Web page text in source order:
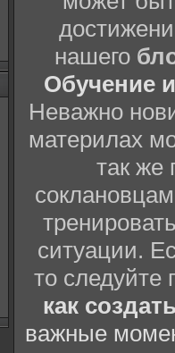
нашего
Обучение
Неважно
материлах
так же
ситуации.
то
как
важные